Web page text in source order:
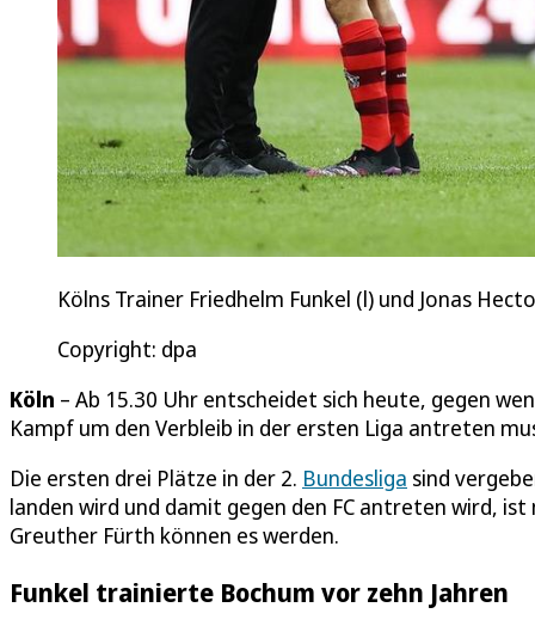
Kölns Trainer Friedhelm Funkel (l) und Jonas
Copyright: dpa
Köln – Ab 15.30 Uhr entscheidet sich heute, gegen
Kampf um den Verbleib in der ersten Liga antreten
Die ersten drei Plätze in der 2. Bundesliga sind
landen wird und damit gegen den FC antreten wird,
Greuther Fürth können es werden.
Funkel trainierte Bochum vor zehn Jahren